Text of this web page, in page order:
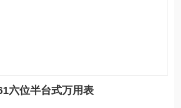
六位半台式万用表